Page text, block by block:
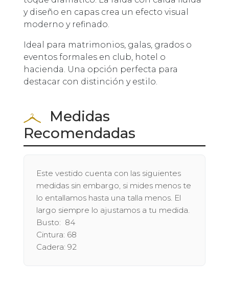
y diseño en capas crea un efecto visual
moderno y refinado.
Ideal para matrimonios, galas, grados o
eventos formales en club, hotel o
hacienda. Una opción perfecta para
destacar con distinción y estilo.
Medidas
Recomendadas
Este vestido cuenta con las siguientes
medidas sin embargo, si mides menos te
lo entallamos hasta una talla menos. El
largo siempre lo ajustamos a tu medida.
Busto: 84
Cintura: 68
Cadera: 92